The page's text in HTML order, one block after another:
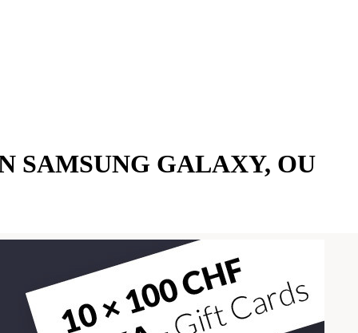
SAMSUNG GALAXY, OU